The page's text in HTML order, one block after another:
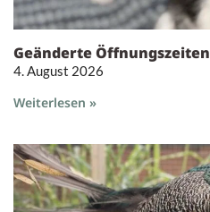
Geänderte Öffnungszeiten
4. August 2026
Weiterlesen »